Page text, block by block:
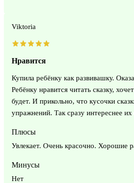
Viktoria
Нравится
Купила ребёнку как развивашку.
Ребёнку нравится читать сказку,
будет. И прикольно, что кусочки
упражнений. Так сразу интереснее их
Плюсы
Увлекает. Очень красочно. Хорошие
Минусы
Нет